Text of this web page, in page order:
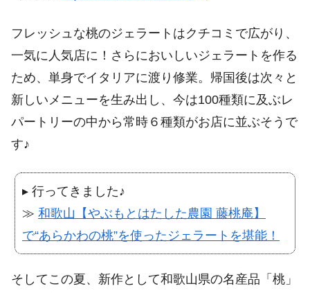
フレッシュな桃のジェラートはクチコミで広がり、
一気に人気店に！さらにおいしいジェラートを作る
ため、単身でイタリアに渡り修業。帰国後は次々と
新しいメニューを生み出し、今は100種類に及ぶレ
パートリーの中から常時６種類がお店に並ぶそうで
す♪
▸ 行ってきました♪
≫ 和歌山【やぶもとはたした農園 藤桃庵】
で“あらかわの桃”を使ったジェラートを堪能！
そしてこの夏、新作として和歌山県の名産品「桃」